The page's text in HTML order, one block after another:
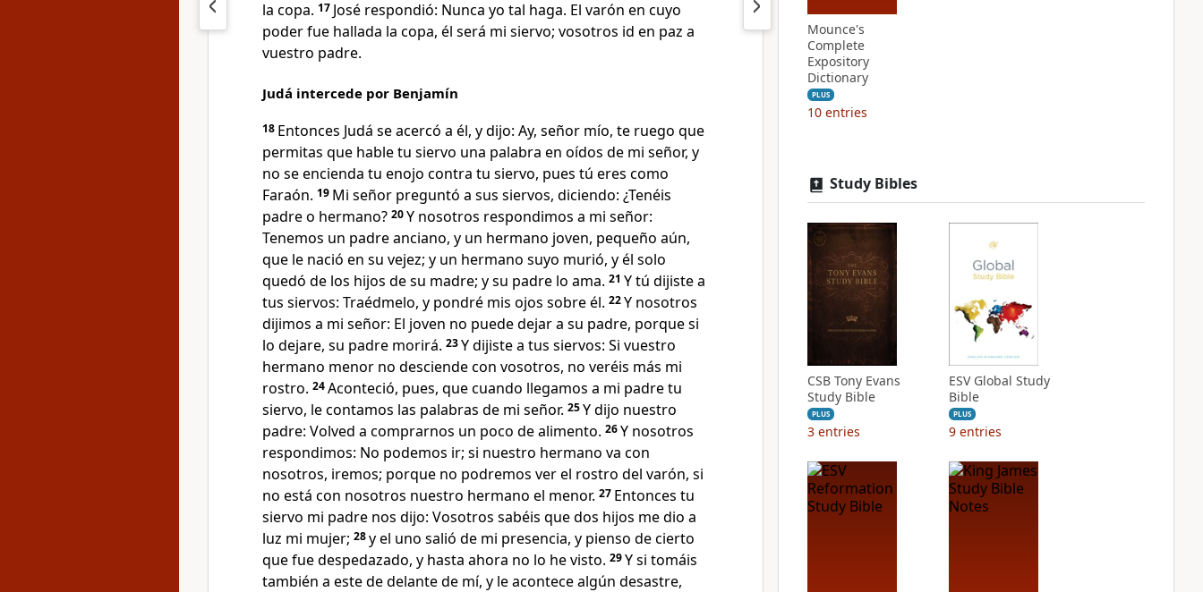
la copa. 17 José respondió: Nunca yo tal haga. El varón en cuyo
poder fue hallada la copa, él será mi siervo; vosotros id en paz a
vuestro padre.
Judá intercede por Benjamín
18 Entonces Judá se acercó a él, y dijo: Ay, señor mío, te ruego que
permitas que hable tu siervo una palabra en oídos de mi señor, y
no se encienda tu enojo contra tu siervo, pues tú eres como
Faraón. 19 Mi señor preguntó a sus siervos, diciendo: ¿Tenéis
padre o hermano? 20Y nosotros respondimos a mi señor:
Tenemos un padre anciano, y un hermano joven, pequeño aún,
que le nació en su vejez; y un hermano suyo murió, y él solo
quedó de los hijos de su madre; y su padre lo ama. 21 Y tú dijiste a
tus siervos: Traédmelo, y pondré mis ojos sobre él. 22Y nosotros
dijimos a mi señor: El joven no puede dejar a su padre, porque si
lo dejare, su padre morirá. 23Y dijiste a tus siervos: Si vuestro
hermano menor no desciende con vosotros, no veréis más mi
rostro. 24Aconteció, pues, que cuando llegamos a mi padre tu
siervo, le contamos las palabras de mi señor. 25Y dijo nuestro
padre: Volved a comprarnos un poco de alimento. 26Y nosotros
respondimos: No podemos ir; si nuestro hermano va con
nosotros, iremos; porque no podremos ver el rostro del varón, si
no está con nosotros nuestro hermano el menor. 27 Entonces tu
siervo mi padre nos dijo: Vosotros sabéis que dos hijos me dio a
luz mi mujer; 28y el uno salió de mi presencia, y pienso de cierto
que fue despedazado, y hasta ahora no lo he visto. 29Y si tomáis
también a este de delante de mí, y le acontece algún desastre,
Mounce's
Complete
Expository
Dictionary
PLUS
10 entries
Study Bibles
CSB Tony Evans
Study Bible
PLUS
3 entries
ESV Global Study
Bible
PLUS
9 entries